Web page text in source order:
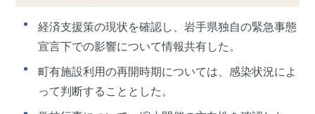
経済支援策の現状を確認し、岩手県独自の緊急事態
宣言下での影響について情報共有した。
町有施設利用の再開時期については、感染状況によ
って判断することとした。